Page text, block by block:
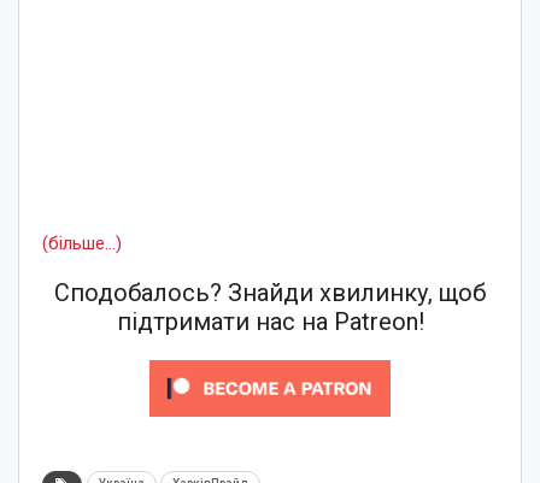
(більше…)
Сподобалось? Знайди хвилинку, щоб
підтримати нас на Patreon!